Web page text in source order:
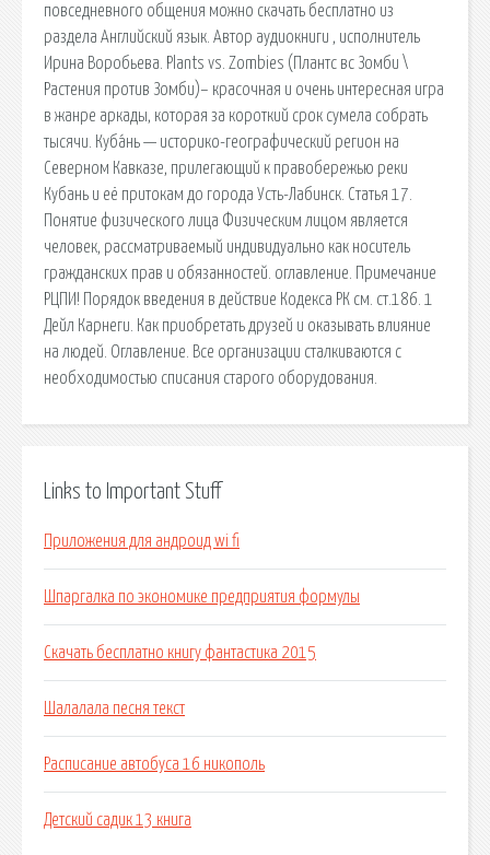
повседневного общения можно скачать бесплатно из
раздела Английский язык. Автор аудиокниги , исполнитель
Ирина Воробьева. Plants vs. Zombies (Плантс вс Зомби \
Растения против Зомби)– красочная и очень интересная игра
в жанре аркады, которая за короткий срок сумела собрать
тысячи. Куба́нь — историко-географический регион на
Северном Кавказе, прилегающий к правобережью реки
Кубань и её притокам до города Усть-Лабинск. Статья 17.
Понятие физического лица Физическим лицом является
человек, рассматриваемый индивидуально как носитель
гражданских прав и обязанностей. оглавление. Примечание
РЦПИ! Порядок введения в действие Кодекса РК см. ст.186. 1
Дейл Карнеги. Как приобретать друзей и оказывать влияние
на людей. Оглавление. Все организации сталкиваются с
необходимостью списания старого оборудования.
Links to Important Stuff
Приложения для андроид wi fi
Шпаргалка по экономике предприятия формулы
Скачать бесплатно книгу фантастика 2015
Шалалала песня текст
Расписание автобуса 16 никополь
Детский садик 13 книга